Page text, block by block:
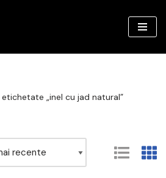
„inel cu jad natural”